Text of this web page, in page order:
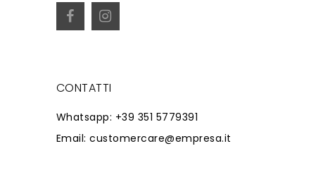
CONTATTI
Whatsapp: +39 351 5779391
Email: customercare@empresa.it